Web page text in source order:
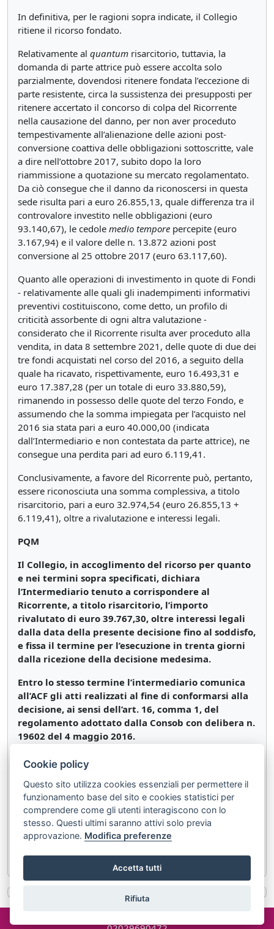
In definitiva, per le ragioni sopra indicate, il Collegio
ritiene il ricorso fondato.
Relativamente al quantum risarcitorio, tuttavia, la
domanda di parte attrice può essere accolta solo
parzialmente, dovendosi ritenere fondata l’eccezione di
parte resistente, circa la sussistenza dei presupposti per
ritenere accertato il concorso di colpa del Ricorrente
nella causazione del danno, per non aver proceduto
tempestivamente all’alienazione delle azioni post-
conversione coattiva delle obbligazioni sottoscritte, vale
a dire nell’ottobre 2017, subito dopo la loro
riammissione a quotazione su mercato regolamentato.
Da ciò consegue che il danno da riconoscersi in questa
sede risulta pari a euro 26.855,13, quale differenza tra il
controvalore investito nelle obbligazioni (euro
93.140,67), le cedole medio tempore percepite (euro
3.167,94) e il valore delle n. 13.872 azioni post
conversione al 25 ottobre 2017 (euro 63.117,60).
Quanto alle operazioni di investimento in quote di Fondi
- relativamente alle quali gli inadempimenti informativi
preventivi costituiscono, come detto, un profilo di
criticità assorbente di ogni altra valutazione -
considerato che il Ricorrente risulta aver proceduto alla
vendita, in data 8 settembre 2021, delle quote di due dei
tre fondi acquistati nel corso del 2016, a seguito della
quale ha ricavato, rispettivamente, euro 16.493,31 e
euro 17.387,28 (per un totale di euro 33.880,59),
rimanendo in possesso delle quote del terzo Fondo, e
assumendo che la somma impiegata per l’acquisto nel
2016 sia stata pari a euro 40.000,00 (indicata
dall’Intermediario e non contestata da parte attrice), ne
consegue una perdita pari ad euro 6.119,41.
Conclusivamente, a favore del Ricorrente può, pertanto,
essere riconosciuta una somma complessiva, a titolo
risarcitorio, pari a euro 32.974,54 (euro 26.855,13 +
6.119,41), oltre a rivalutazione e interessi legali.
PQM
Il Collegio, in accoglimento del ricorso per quanto
e nei termini sopra specificati, dichiara
l’Intermediario tenuto a corrispondere al
Ricorrente, a titolo risarcitorio, l’importo
rivalutato di euro 39.767,30, oltre interessi legali
dalla data della presente decisione fino al soddisfo,
e fissa il termine per l’esecuzione in trenta giorni
dalla ricezione della decisione medesima.
Entro lo stesso termine l’intermediario comunica
all’ACF gli atti realizzati al fine di conformarsi alla
decisione, ai sensi dell’art. 16, comma 1, del
regolamento adottato dalla Consob con delibera n.
19602 del 4 maggio 2016.
L’intermediario è tenuto a versare alla Consob la
somma di € 400,00, ai sensi dell’art. 18, comma 3,
del citato regolamento, adottato con delibera n.
19602 del 4 maggio 2016, secondo le modalità
indicate nel sito istituzionale www.acf.consob.it,
sezione “Intermediari”.
Cookie policy
Questo sito utilizza cookies essenziali per permettere il
funzionamento base del sito e cookies statistici per
comprendere come gli utenti interagiscono con lo
stesso. Questi ultimi saranno attivi solo previa
approvazione. Modifica preferenze
Accetta tutti
Rifiuta